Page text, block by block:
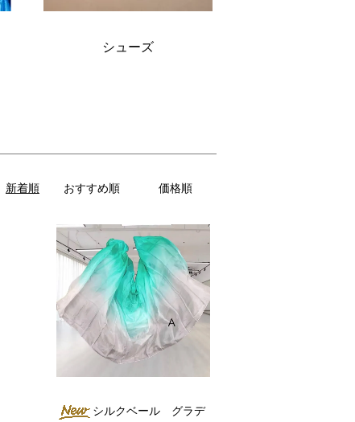
シューズ
新着順 おすすめ順 価格順
シルクベール グラデ